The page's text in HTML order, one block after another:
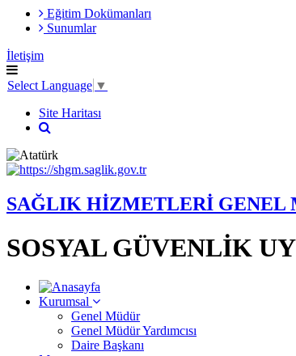
Eğitim Dokümanları
Sunumlar
İletişim
Select Language ▼
Site Haritası
SAĞLIK HİZMETLERİ GENEL
SOSYAL GÜVENLİK
Kurumsal
Genel Müdür
Genel Müdür Yardımcısı
Daire Başkanı